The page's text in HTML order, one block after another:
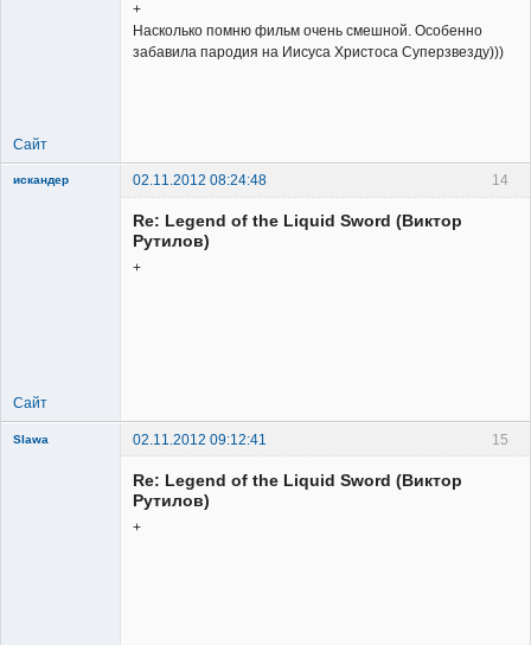
+
Насколько помню фильм очень смешной. Особенно
забавила пародия на Иисуса Христоса Суперзвезду)))
Сайт
14
искандер
02.11.2012 08:24:48
Re: Legend of the Liquid Sword (Виктор
Рутилов)
+
Сайт
15
Slawa
02.11.2012 09:12:41
Re: Legend of the Liquid Sword (Виктор
Рутилов)
+